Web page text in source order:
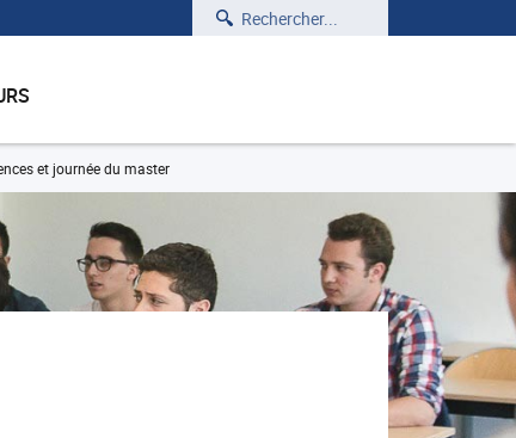
Rechercher
et journée du master